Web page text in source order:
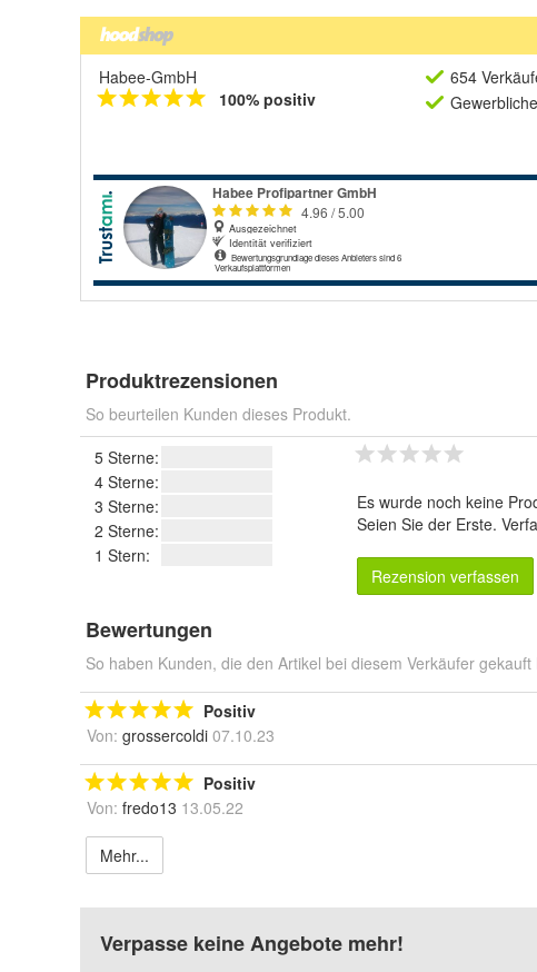
Habee-GmbH
100% positiv
654
Gewerblich
Produktrezensionen
So beurteilen Kunden dieses Produkt.
5 Sterne:
4 Sterne:
3 Sterne:
2 Sterne:
1 Stern:
Es wurde noch keine
Seien Sie der Erste.
Rezension verfassen
Bewertungen
So haben Kunden, die den Artikel bei diesem Verkäufer
Positiv
Von: grossercoldi 07.10.23
Positiv
Von: fredo13 13.05.22
Mehr...
Verpasse keine Angebote mehr!